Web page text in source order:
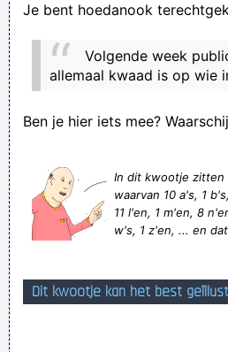
Het is geen penalty, omdat
doorgaan, er zijn mensen die
Leven zoals
Je bent hoedanook
Volgende week
allemaal kwaad is op wie
Ben je hier iets mee?
In dit kwootje zitten
waarvan 10 a's, 1
11 l'en, 1 m'en, 8
w's, 1 z'en, ... en
Dit kwootje kan het best